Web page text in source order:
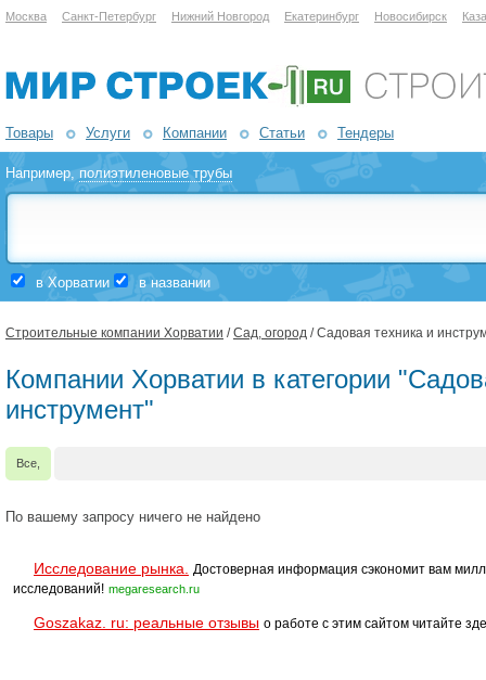
Москва Санкт-Петербург Нижний Новгород Екатеринбург Новосибирск
Товары Услуги Компании Статьи Тендеры
Например,полиэтиленовые трубы
в Хорватии в названии
Строительные компании Хорватии /Сад, огород / Садовая техника и
Компании Хорватии в категории
инструмент"
Все,
По вашему запросу ничего не найдено
Исследование рынка.
Достоверная информация сэкономит вам
исследований! megaresearch.ru
Goszakaz. ru: реальные отзывы о работе с этим сайтом читайте